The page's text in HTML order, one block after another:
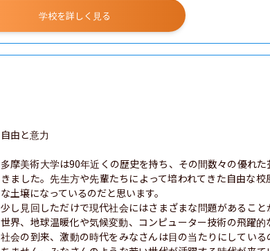
学校を詳しく見る
自由と意力
多摩美術大学は90年近くの歴史を持ち、その間数々の優れ
きました。先生方や先輩たちによって培われてきた自由な
な土壌になっているのだと思います。
少し見回しただけで現代社会にはさまざまな問題があるこ
世界、地球温暖化や気候変動、コンピューター技術の飛躍
社会の到来、激動の時代をみなさんは目の当たりにしてい